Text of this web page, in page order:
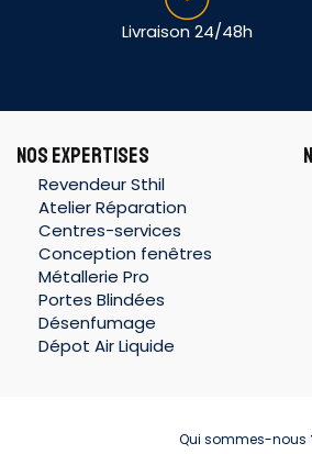
Livraison 24/48h
NOS EXPERTISES
Revendeur Sthil
Atelier Réparation
Centres-services
Conception fenêtres
Métallerie Pro
Portes Blindées
Désenfumage
Dépot Air Liquide
Qui sommes-nous